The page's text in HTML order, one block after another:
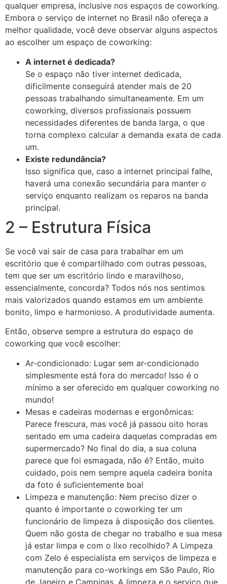
qualquer empresa, inclusive nos espaços de coworking.
Embora o serviço de internet no Brasil não ofereça a
melhor qualidade, você deve observar alguns aspectos
ao escolher um espaço de coworking:
A internet é dedicada?
Se o espaço não tiver internet dedicada,
dificilmente conseguirá atender mais de 20
pessoas trabalhando simultaneamente. Em um
coworking, diversos profissionais possuem
necessidades diferentes de banda larga, o que
torna complexo calcular a demanda exata de cada
um.
Existe redundância?
Isso significa que, caso a internet principal falhe,
haverá uma conexão secundária para manter o
serviço enquanto realizam os reparos na banda
principal.
2 – Estrutura Física
Se você vai sair de casa para trabalhar em um
escritório que é compartilhado com outras pessoas,
tem que ser um escritório lindo e maravilhoso,
essencialmente, concorda? Todos nós nos sentimos
mais valorizados quando estamos em um ambiente
bonito, limpo e harmonioso. A produtividade aumenta.
Então, observe sempre a estrutura do espaço de
coworking que você escolher:
Ar-condicionado: Lugar sem ar-condicionado
simplesmente está fora do mercado! Isso é o
mínimo a ser oferecido em qualquer coworking no
mundo!
Mesas e cadeiras modernas e ergonômicas:
Parece frescura, mas você já passou oito horas
sentado em uma cadeira daquelas compradas em
supermercado? No final do dia, a sua coluna
parece que foi esmagada, não é? Então, muito
cuidado, pois nem sempre aquela cadeira bonita
da foto é suficientemente boa!
Limpeza e manutenção: Nem preciso dizer o
quanto é importante o coworking ter um
funcionário de limpeza à disposição dos clientes.
Quem não gosta de chegar no trabalho e sua mesa
já estar limpa e com o lixo recolhido? A Limpeza
com Zelo é especialista em serviços de limpeza e
manutenção para co-workings em São Paulo, Rio
de Janeiro e Campinas. A limpeza e o serviço que